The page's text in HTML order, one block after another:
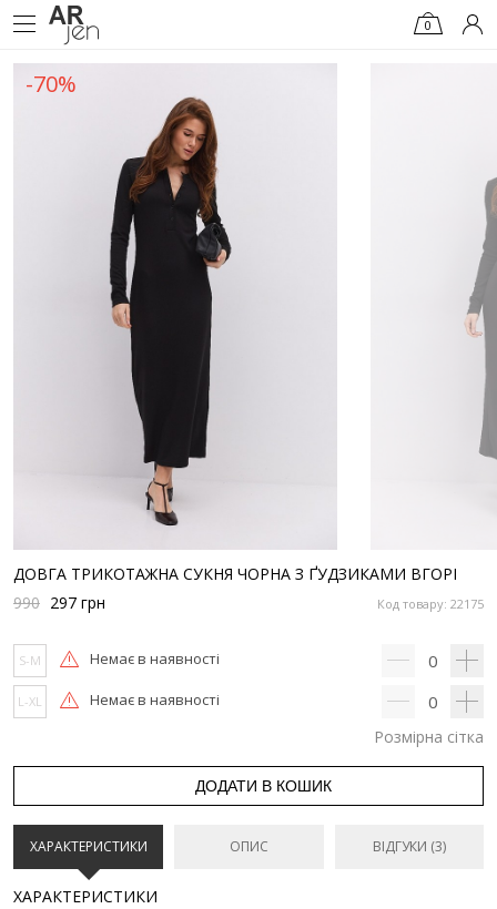
0
-70%
ДОВГА ТРИКОТАЖНА СУКНЯ ЧОРНА З ҐУДЗИКАМИ ВГОРІ
Код товару: 22175
990 297 грн
S-M Немає в наявності 0
L-XL Немає в наявності 0
Розмірна сітка
ДОДАТИ В КОШИК
ХАРАКТЕРИСТИКИ ОПИС ВІДГУКИ (3)
ХАРАКТЕРИСТИКИ